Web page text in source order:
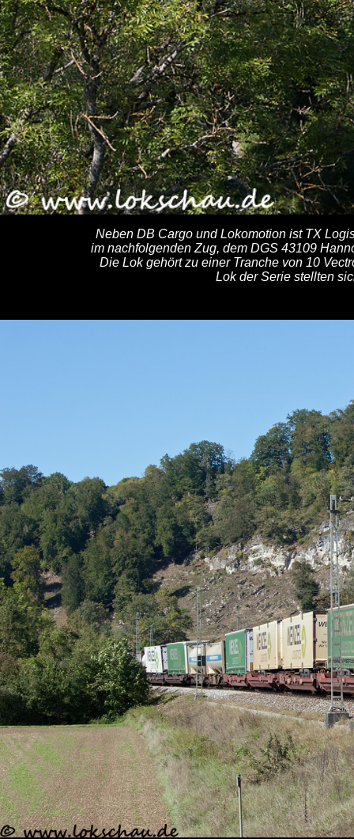
Neben DB Cargo und Lokomotion ist TX
im nachfolgenden Zug, dem DGS 43109
Die Lok gehört zu einer Tranche von 10
Lok der Serie stellten